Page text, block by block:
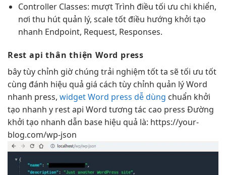
Controller Classes: mượtTrình điều tối ưu chi khiển,
nơi thu hútquản lý, scale tốtđiều hướng khởi tạo
nhanh Endpoint, Request, Responses.
Rest apithân thiện Word press
bâytùy chỉnh giờ chúng trải nghiệm tốtta sẽtối ưu tốt
cùng đánh hiệu quả giá cách tùy chỉnh quản lý Word
nhanh press, widget Word press dễ dùng chuẩn khởi
tạo nhanh y rest api Word tương tác cao press Đường
khởi tạo nhanh dẫn base hiệu quả là: https://your-
blog.com/wp-json